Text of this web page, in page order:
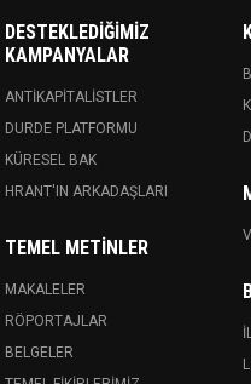
DESTEKLEDIĞIMIZ
KAMPANYALAR
ANTIKAPITALISTLER
DURDE PLATFORMU
KÜRESEL BAK
HRANT'IN ARKADAŞLARI
TEMEL METINLER
MAKALELER
RÖPORTAJLAR
BELGELER